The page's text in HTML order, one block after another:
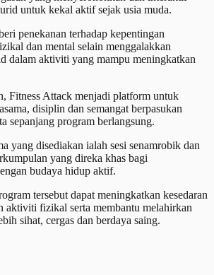
untuk kekal aktif sejak usia muda.
penekanan terhadap kepentingan
dan mental selain menggalakkan
dalam aktiviti yang mampu meningkatkan
Fitness Attack menjadi platform untuk
disiplin dan semangat berpasukan
sepanjang program berlangsung.
yang disediakan ialah sesi senamrobik dan
yang direka khas bagi
budaya hidup aktif.
tersebut dapat meningkatkan kesedaran
aktiviti fizikal serta membantu melahirkan
sihat, cergas dan berdaya saing.